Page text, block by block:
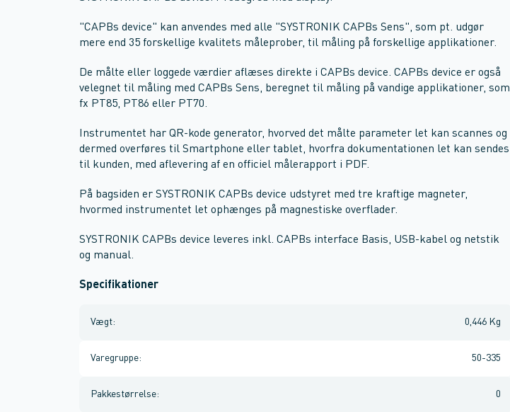
"CAPBs device" kan anvendes med alle "SYSTRONIK CAPBs Sens", som pt. udgør
mere end 35 forskellige kvalitets måleprober, til måling på forskellige applikationer.
De målte eller loggede værdier aflæses direkte i CAPBs device. CAPBs device er også
velegnet til måling med CAPBs Sens, beregnet til måling på vandige applikationer, som
fx PT85, PT86 eller PT70.
Instrumentet har QR-kode generator, hvorved det målte parameter let kan scannes og
dermed overføres til Smartphone eller tablet, hvorfra dokumentationen let kan sendes
til kunden, med aflevering af en officiel målerapport i PDF.
På bagsiden er SYSTRONIK CAPBs device udstyret med tre kraftige magneter,
hvormed instrumentet let ophænges på magnestiske overflader.
SYSTRONIK CAPBs device leveres inkl. CAPBs interface Basis, USB-kabel og netstik
og manual.
Specifikationer
Vægt: 0,446 Kg
Varegruppe: 50-335
Pakkestørrelse: 0